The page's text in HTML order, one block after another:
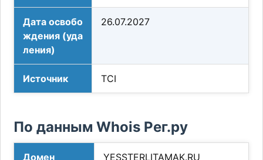
Дата освобо
ждения (уда
ления)
26.07.2027
Источник TCI
По данным Whois Рег.ру
Домен YESSTERLITAMAK.RU